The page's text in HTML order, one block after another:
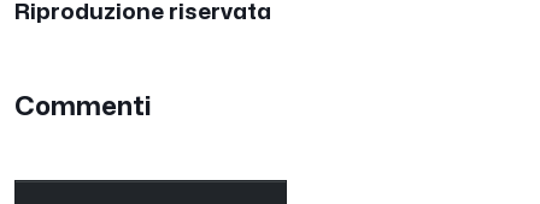
Riproduzione riservata
Commenti